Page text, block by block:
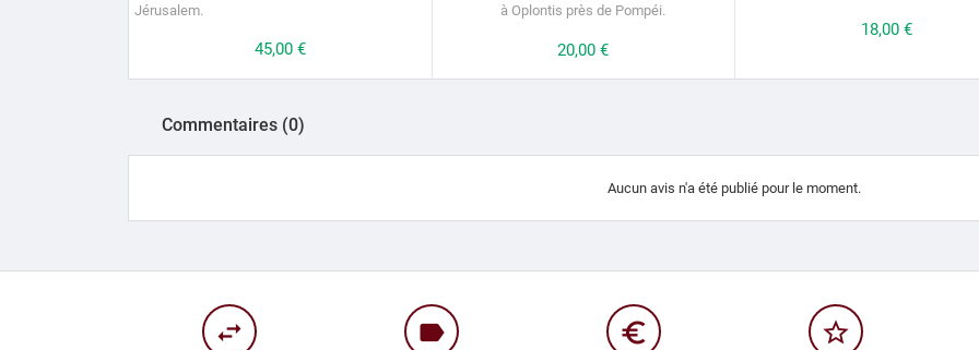
Jérusalem.
Prix
45,00 €
à Oplontis près de Pompéi.
Prix
20,00 €
Prix
18,00 €
Commentaires (0)
Aucun avis n'a été publié pour le moment.
swap_horiz label euro_symbol star_border